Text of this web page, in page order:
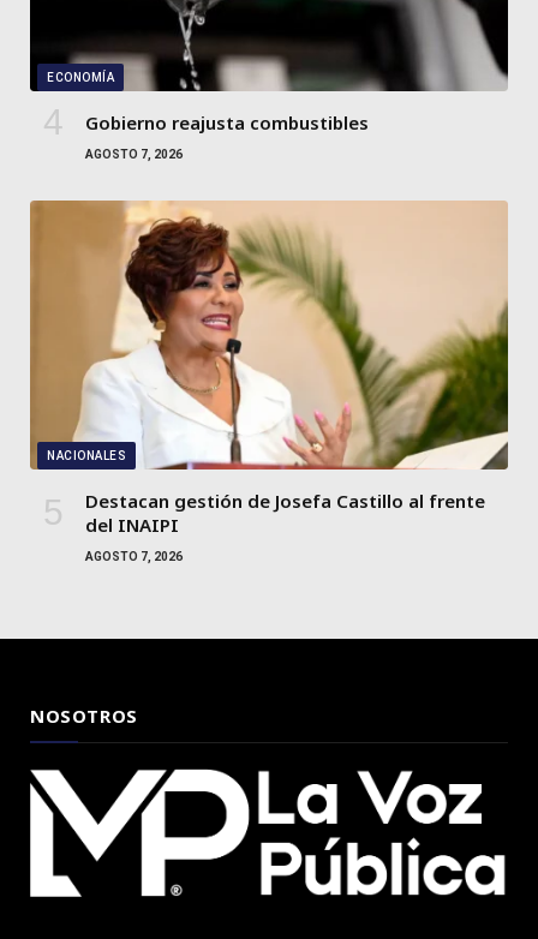
ECONOMÍA
Gobierno reajusta combustibles
AGOSTO 7, 2026
NACIONALES
Destacan gestión de Josefa Castillo al frente
del INAIPI
AGOSTO 7, 2026
NOSOTROS